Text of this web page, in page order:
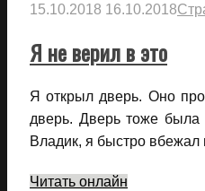
15.10.2018 16.10.2018
Я не верил в это
Я открыл дверь. Оно
дверь. Дверь тоже была
Владик, я быстро
Читать онлайн